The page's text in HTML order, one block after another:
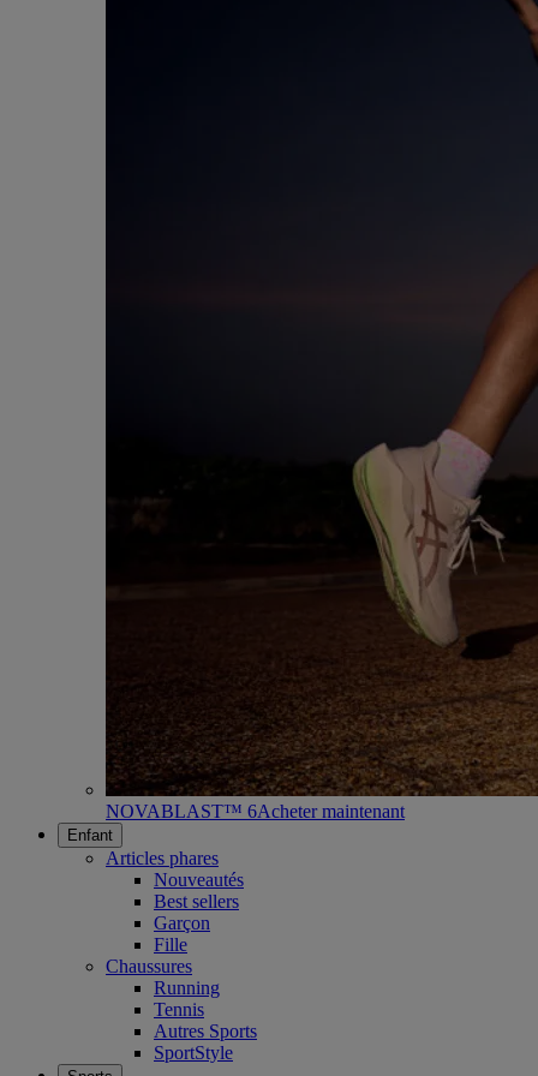
NOVABLAST™ 6Acheter maintenant
Enfant
Articles phares
Nouveautés
Best sellers
Garçon
Fille
Chaussures
Running
Tennis
Autres Sports
SportStyle